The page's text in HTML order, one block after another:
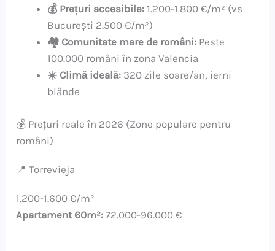
💰 Prețuri accesibile: 1.200-1.800 €/m² (vs
București 2.500 €/m²)
🏘️ Comunitate mare de români: Peste
100.000 români în zona Valencia
☀️ Climă ideală: 320 zile soare/an, ierni
blânde
💰 Prețuri reale în 2026 (Zone populare pentru
români)
📍 Torrevieja
1.200-1.600 €/m²
Apartament 60m²: 72.000-96.000 €